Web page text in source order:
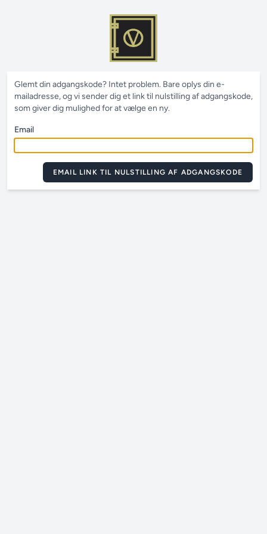
Glemt din adgangskode? Intet problem. Bare oplys din e-
mailadresse, og vi sender dig et link til nulstilling af adgangskode,
som giver dig mulighed for at vælge en ny.
Email
EMAIL LINK TIL NULSTILLING AF ADGANGSKODE